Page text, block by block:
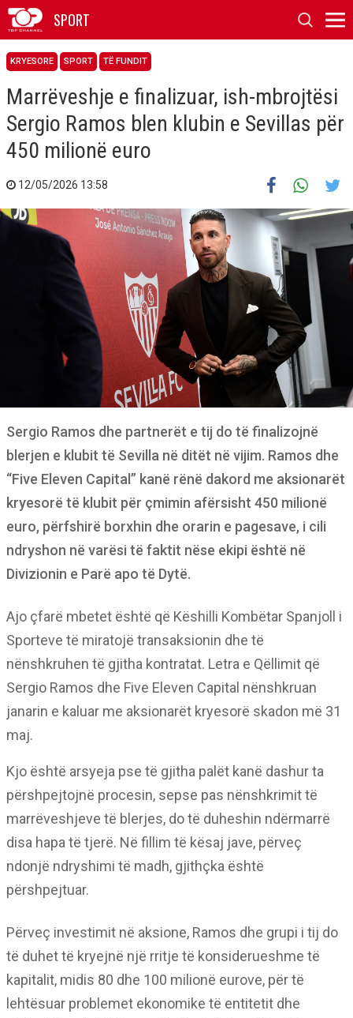
SPORT
KRYESORE SPORT TË FUNDIT
Marrëveshje e finalizuar, ish-mbrojtësi
Sergio Ramos blen klubin e Sevillas për
450 milionë euro
12/05/2026 13:58
Sergio Ramos dhe partnerët e tij do të finalizojnë
blerjen e klubit të Sevilla në ditët në vijim. Ramos dhe
“Five Eleven Capital” kanë rënë dakord me aksionarët
kryesorë të klubit për çmimin afërsisht 450 milionë
euro, përfshirë borxhin dhe orarin e pagesave, i cili
ndryshon në varësi të faktit nëse ekipi është në
Divizionin e Parë apo të Dytë.
Ajo çfarë mbetet është që Këshilli Kombëtar Spanjoll i
Sporteve të miratojë transaksionin dhe të
nënshkruhen të gjitha kontratat. Letra e Qëllimit që
Sergio Ramos dhe Five Eleven Capital nënshkruan
janarin e kaluar me aksionarët kryesorë skadon më 31
maj.
Kjo është arsyeja pse të gjitha palët kanë dashur ta
përshpejtojnë procesin, sepse pas nënshkrimit të
marrëveshjeve të blerjes, do të duheshin ndërmarrë
disa hapa të tjerë. Në fillim të kësaj jave, përveç
ndonjë ndryshimi të madh, gjithçka është
përshpejtuar.
Përveç investimit në aksione, Ramos dhe grupi i tij do
të duhet të kryejnë një rritje të konsiderueshme të
kapitalit, midis 80 dhe 100 milionë eurove, për të
lehtësuar problemet ekonomike të entitetit dhe